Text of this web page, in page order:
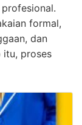
formal,
dan
itu, proses